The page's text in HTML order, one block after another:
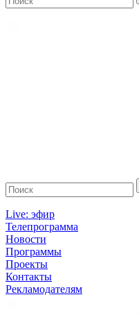
Live: эфир
Телепрограмма
Новости
Программы
Проекты
Контакты
Рекламодателям